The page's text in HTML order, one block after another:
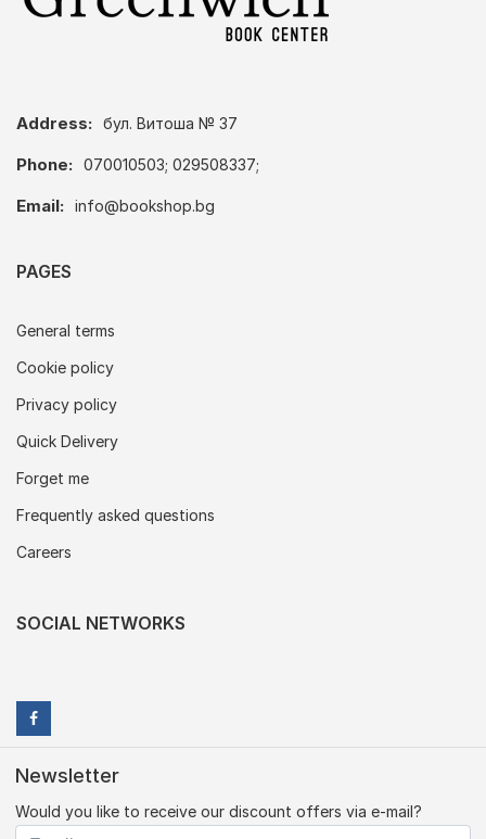
Address: бул. Витоша № 37
Phone: 070010503; 029508337;
Email: info@bookshop.bg
PAGES
General terms
Cookie policy
Privacy policy
Quick Delivery
Forget me
Frequently asked questions
Careers
SOCIAL NETWORKS
Newsletter
Would you like to receive our discount offers via e-mail?